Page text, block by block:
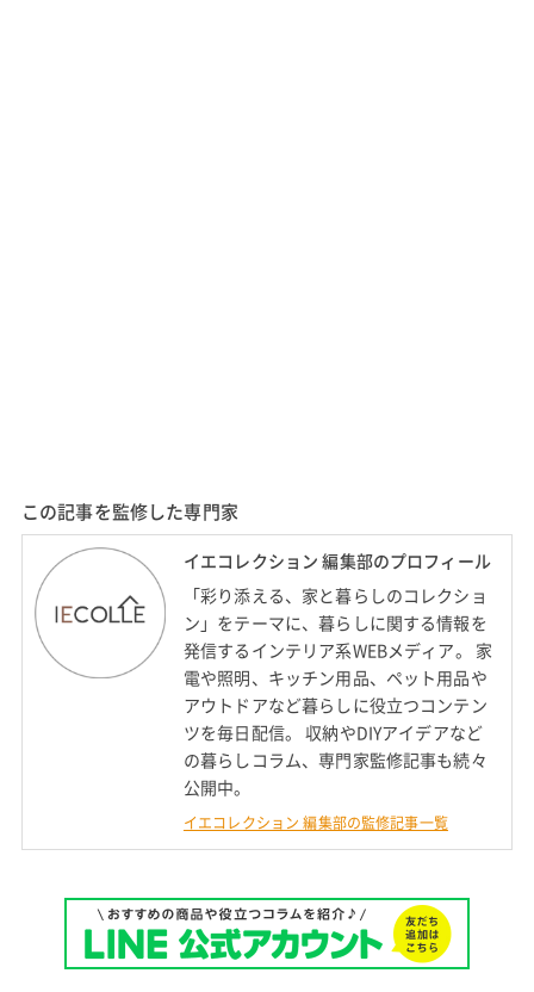
この記事を監修した専門家
イエコレクション 編集部のプロフィール
「彩り添える、家と暮らしのコレクショ
ン」をテーマに、暮らしに関する情報を
発信するインテリア系WEBメディア。 家
電や照明、キッチン用品、ペット用品や
アウトドアなど暮らしに役立つコンテン
ツを毎日配信。 収納やDIYアイデアなど
の暮らしコラム、専門家監修記事も続々
公開中。
イエコレクション 編集部の監修記事一覧